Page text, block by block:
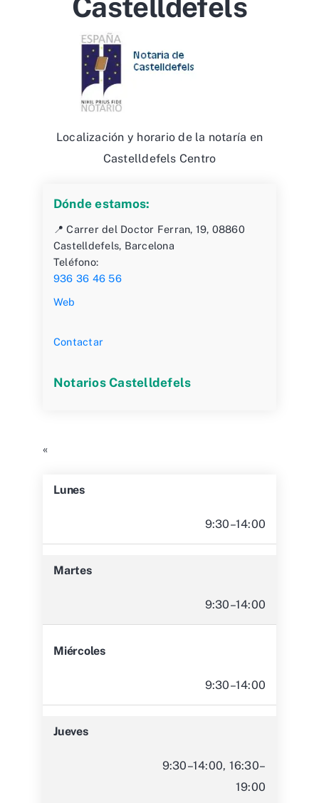
Castelldefels
Localización y horario de la notaría en
Castelldefels Centro
Dónde estamos:
📍 Carrer del Doctor Ferran, 19, 08860
Castelldefels, Barcelona
Teléfono:
936 36 46 56
Web
Contactar
Notarios Castelldefels
«
Lunes
9:30–14:00
Martes
9:30–14:00
Miércoles
9:30–14:00
Jueves
9:30–14:00, 16:30–
19:00